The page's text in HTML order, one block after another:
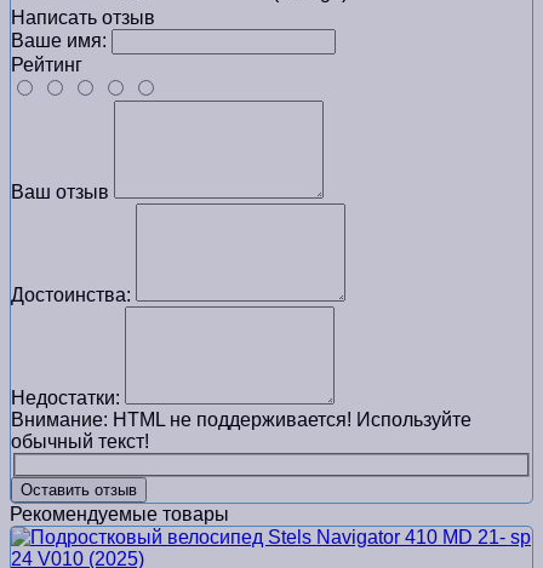
Написать отзыв
Ваше имя:
Рейтинг
Ваш отзыв
Достоинства:
Недостатки:
Внимание: HTML не поддерживается! Используйте
обычный текст!
Оставить отзыв
Рекомендуемые товары